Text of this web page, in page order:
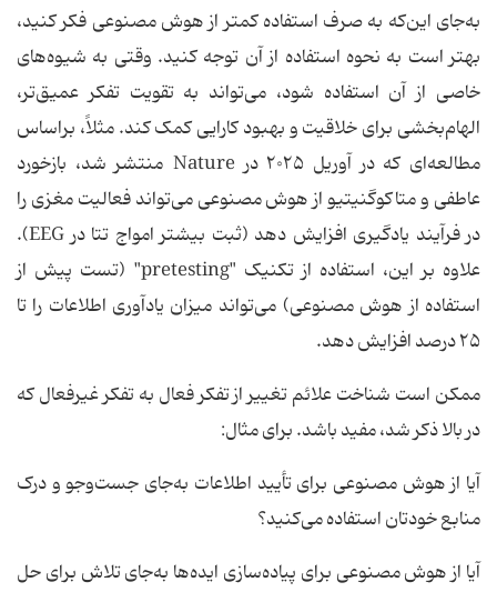
به‌جای این‌که به صرف استفاده کمتر از هوش مصنوعی فکر کنید،
بهتر است به نحوه استفاده از آن توجه کنید. وقتی به شیوه‌های
خاصی از آن استفاده شود، می‌تواند به تقویت تفکر عمیق‌تر،
الهام‌بخشی برای خلاقیت و بهبود کارایی کمک کند. مثلاً، براساس
مطالعه‌ای که در آوریل ۲۰۲۵ در Nature منتشر شد، بازخورد
عاطفی و متاکوگنیتیو از هوش مصنوعی می‌تواند فعالیت مغزی را
در فرآیند یادگیری افزایش دهد (ثبت بیشتر امواج تتا در EEG).
علاوه بر این، استفاده از تکنیک "pretesting" (تست پیش از
استفاده از هوش مصنوعی) می‌تواند میزان یادآوری اطلاعات را تا
۲۵ درصد افزایش دهد.
ممکن است شناخت علائم تغییر از تفکر فعال به تفکر غیرفعال که
در بالا ذکر شد، مفید باشد. برای مثال:
آیا از هوش مصنوعی برای تأیید اطلاعات به‌جای جست‌وجو و درک
منابع خودتان استفاده می‌کنید؟
آیا از هوش مصنوعی برای پیاده‌سازی ایده‌ها به‌جای تلاش برای حل